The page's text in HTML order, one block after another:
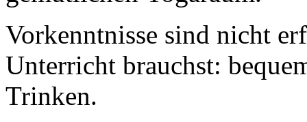
Vorkenntnisse sind nicht
Unterricht brauchst:
Trinken.